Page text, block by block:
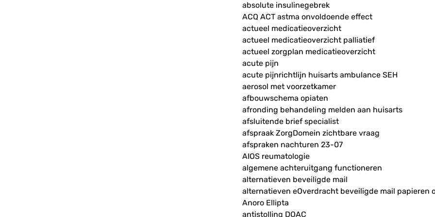
absolute insulinegebrek
ACQ ACT astma onvoldoende effect
actueel medicatieoverzicht
actueel medicatieoverzicht palliatief
actueel zorgplan medicatieoverzicht
acute pijn
acute pijnrichtlijn huisarts ambulance SEH
aerosol met voorzetkamer
afbouwschema opiaten
afronding behandeling melden aan huisarts
afsluitende brief specialist
afspraak ZorgDomein zichtbare vraag
afspraken nachturen 23-07
AIOS reumatologie
algemene achteruitgang functioneren
alternatieven beveiligde mail
alternatieven eOverdracht beveiligde mail papieren
Anoro Ellipta
antistolling DOAC